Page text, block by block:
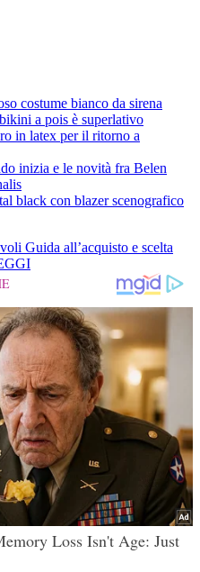
costume bianco da sirena
a pois è superlativo
in latex per il ritorno a
inizia e le novità fra Belen
black con blazer scenografico
Guida all’acquisto e scelta